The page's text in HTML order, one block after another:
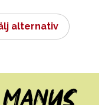
alternativ
här
De